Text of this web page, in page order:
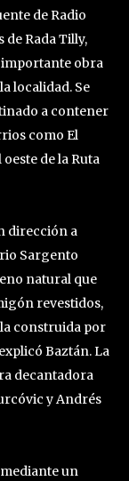
de Radio
de Rada Tilly,
importante obra
localidad. Se
a contener
como El
de la Ruta
dirección a
Sargento
natural que
revestidos,
construida por
Baztán. La
decantadora
y Andrés
un